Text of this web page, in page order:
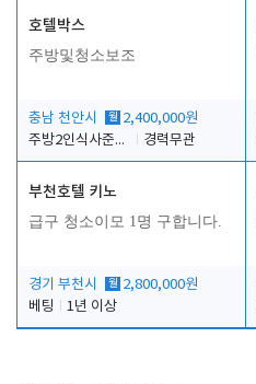
호텔박스
주방및청소보조
충남 천안시 월 2,400,000원
주방2인식사준비및청소린렌보조
경력무관
부천호텔 키노
급구 청소이모 1명 구합니다.
경기 부천시 월 2,800,000원
베팅
1년 이상